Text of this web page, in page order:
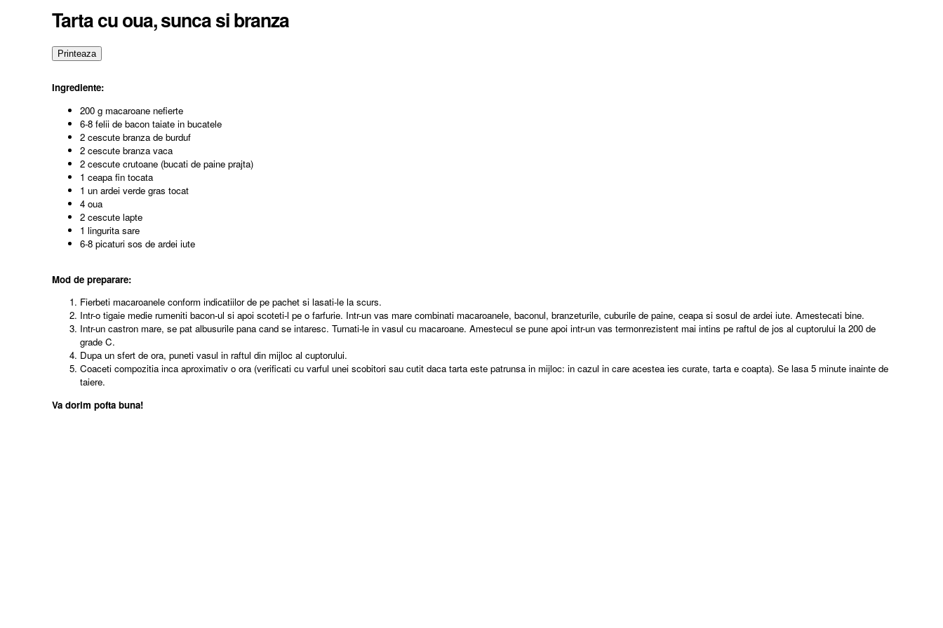
Tarta cu oua, sunca si branza
Ingrediente:
200 g macaroane nefierte
6-8 felii de bacon taiate in bucatele
2 cescute branza de burduf
2 cescute branza vaca
2 cescute crutoane (bucati de paine prajta)
1 ceapa fin tocata
1 un ardei verde gras tocat
4 oua
2 cescute lapte
1 lingurita sare
6-8 picaturi sos de ardei iute
Mod de preparare:
Fierbeti macaroanele conform indicatiilor de pe pachet si lasati-le la scurs.
Intr-o tigaie medie rumeniti bacon-ul si apoi scoteti-l pe o farfurie. Intr-un vas mare combinati macaroanele, baconul, branzeturile, cuburile de paine, ceapa si sosul de ardei iute. Amestecati bine.
Intr-un castron mare, se pat albusurile pana cand se intaresc. Turnati-le in vasul cu macaroane. Amestecul se pune apoi intr-un vas termonrezistent mai intins pe raftul de jos al cuptorului la 200 de
grade C.
Dupa un sfert de ora, puneti vasul in raftul din mijloc al cuptorului.
Coaceti compozitia inca aproximativ o ora (verificati cu varful unei scobitori sau cutit daca tarta este patrunsa in mijloc: in cazul in care acestea ies curate, tarta e coapta). Se lasa 5 minute inainte de
taiere.
Va dorim pofta buna!